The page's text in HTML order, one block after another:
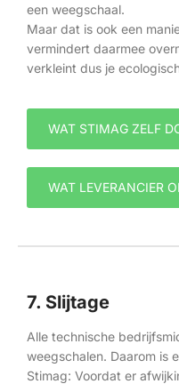
een weegschaal.
Maar dat is ook een
vermindert daarmee
verkleint dus je
WAT STIMAG ZELF
WAT LEVERANCIER
7. Slijtage
Alle technische
weegschalen. Daarom is
Stimag: Voordat er